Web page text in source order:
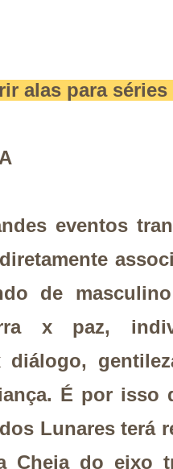
alas para
eventos
de
x paz,
diálogo,
É por isso
Lunares terá
Cheia do eixo